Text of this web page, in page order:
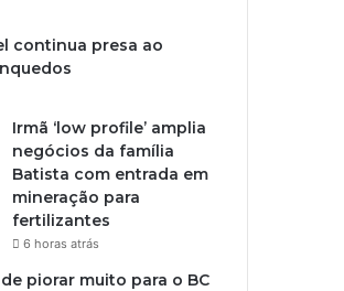
continua presa ao
Irmã ‘low profile’ amplia
negócios da família
Batista com entrada em
mineração para
fertilizantes
6 horas atrás
piorar muito para o BC